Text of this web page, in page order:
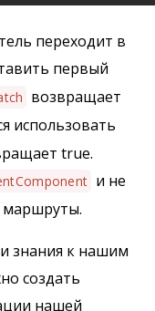
переходит в
первый
возвращает
использовать
true.
и не
маршруты.
знания к нашим
создать
нашей